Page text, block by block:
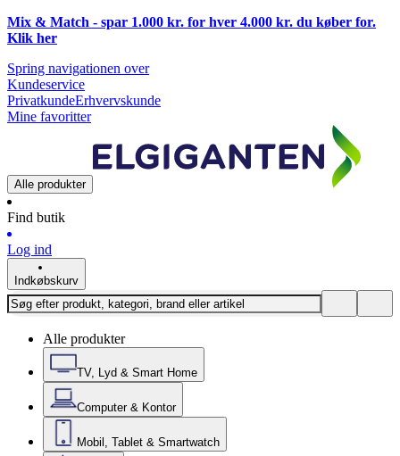
Mix & Match - spar 1.000 kr. for hver 4.000 kr. du køber for.
Klik her
Spring navigationen over
Kundeservice
PrivatkundeErhvervskunde
Mine favoritter
Alle produkter
Find butik
Log ind
Indkøbskurv
Alle produkter
TV, Lyd & Smart Home
Computer & Kontor
Mobil, Tablet & Smartwatch